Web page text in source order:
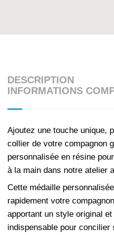
DESCRIPTION
INFORMATIONS
Ajoutez une touche unique,
collier de votre compagnon
personnalisée en résine
à la main dans notre atelier
Cette médaille
rapidement votre
apportant un style original
indispensable pour